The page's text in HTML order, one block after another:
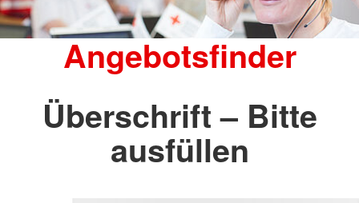
Angebotsfinder
Überschrift – Bitte
ausfüllen